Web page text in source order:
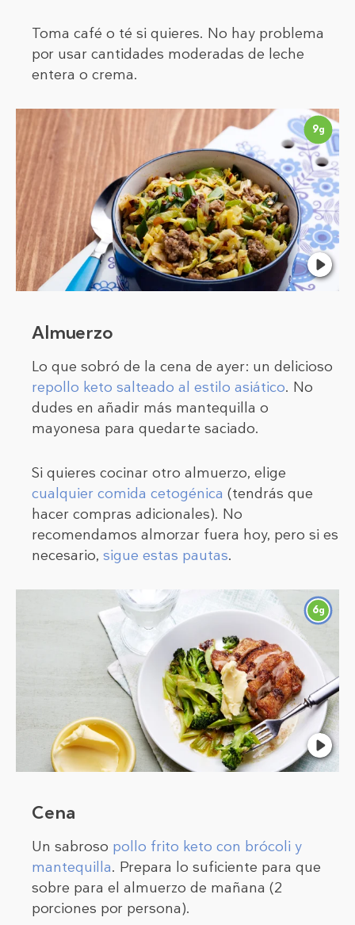
Toma café o té si quieres. No hay problema
por usar cantidades moderadas de leche
entera o crema.
9g
Almuerzo
Lo que sobró de la cena de ayer: un delicioso
repollo keto salteado al estilo asiático. No
dudes en añadir más mantequilla o
mayonesa para quedarte saciado.
Si quieres cocinar otro almuerzo, elige
cualquier comida cetogénica (tendrás que
hacer compras adicionales). No
recomendamos almorzar fuera hoy, pero si es
necesario, sigue estas pautas.
6g
Cena
Un sabroso pollo frito keto con brócoli y
mantequilla. Prepara lo suficiente para que
sobre para el almuerzo de mañana (2
porciones por persona).